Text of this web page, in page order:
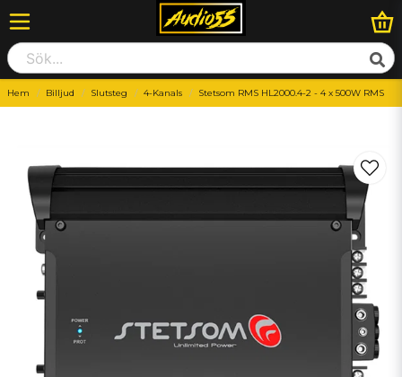
Hem Billjud Slutsteg 4-Kanals Stetsom RMS HL2000.4-2 - 4 x 500W RMS